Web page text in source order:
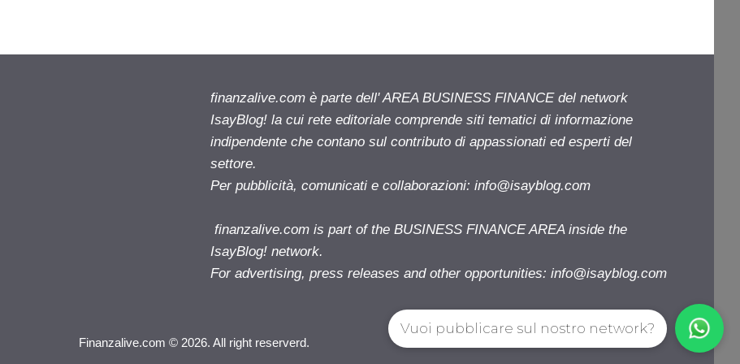
finanzalive.com è parte dell' AREA BUSINESS FINANCE del network
IsayBlog! la cui rete editoriale comprende siti tematici di informazione
indipendente che contano sul contributo di appassionati ed esperti del
settore.
Per pubblicità, comunicati e collaborazioni: info@isayblog.com
finanzalive.com is part of the BUSINESS FINANCE AREA inside the
IsayBlog! network.
For advertising, press releases and other opportunities: info@isayblog.com
Finanzalive.com © 2026. All right reserverd.
Vuoi pubblicare sul nostro network?